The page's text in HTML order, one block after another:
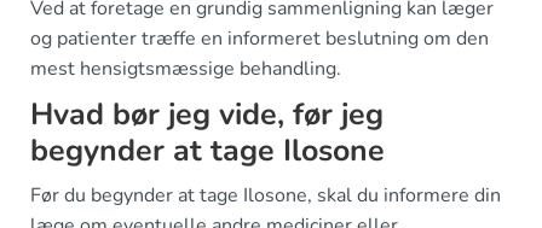
Ved at foretage en grundig sammenligning kan læger
og patienter træffe en informeret beslutning om den
mest hensigtsmæssige behandling.
Hvad bør jeg vide, før jeg
begynder at tage Ilosone
Før du begynder at tage Ilosone, skal du informere din